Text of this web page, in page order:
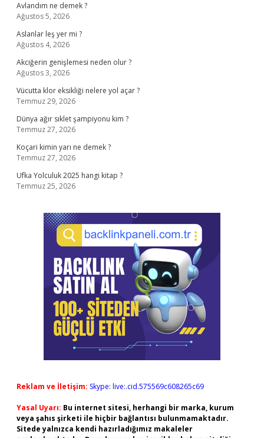
Avlandım ne demek ?
Ağustos 5, 2026
Aslanlar leş yer mi ?
Ağustos 4, 2026
Akciğerin genişlemesi neden olur ?
Ağustos 3, 2026
Vücutta klor eksikliği nelere yol açar ?
Temmuz 29, 2026
Dünya ağır sıklet şampiyonu kim ?
Temmuz 27, 2026
Koçari kimin yarı ne demek ?
Temmuz 27, 2026
Ufka Yolculuk 2025 hangi kitap ?
Temmuz 25, 2026
Reklam ve İletişim: Skype: live:.cid.575569c608265c69
Yasal Uyarı: Bu internet sitesi, herhangi bir marka, kurum
veya şahıs şirketi ile hiçbir bağlantısı bulunmamaktadır.
Sitede yalnızca kendi hazırladığımız makaleler